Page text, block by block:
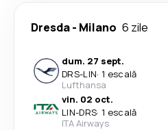
Dresda- Milano 6 zile
dum. 27 sept.
DRS-LIN· 1 escală
Lufthansa
vin. 02 oct.
LIN-DRS· 1 escală
ITA Airways